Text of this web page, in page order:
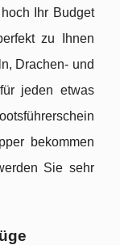
Ihr Budget
zu Ihnen
Drachen- und
jeden etwas
bekommen
Sie sehr